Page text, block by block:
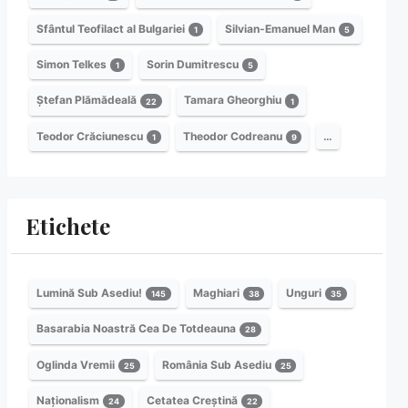
Sfântul Teofilact al Bulgariei 1 Silvian-Emanuel Man 5
Simon Telkes 1 Sorin Dumitrescu 5
Ștefan Plămădeală 22 Tamara Gheorghiu 1
Teodor Crăciunescu 1 Theodor Codreanu 9 …
Etichete
Lumină Sub Asediu! 145 Maghiari 38 Unguri 35
Basarabia Noastră Cea De Totdeauna 28
Oglinda Vremii 25 România Sub Asediu 25
Naționalism 24 Cetatea Creștină 22